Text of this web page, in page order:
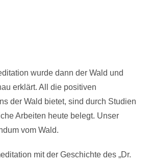
wurde dann der Wald und
erklärt. All die positiven
der Wald bietet, sind durch Studien
Arbeiten heute belegt. Unser
vom Wald.
mit der Geschichte des „Dr.